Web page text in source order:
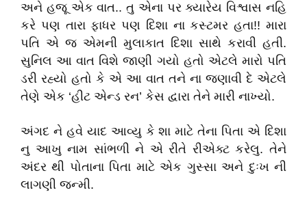
અને હજૂ એક વાત.. તુ એના પર ક્યારેય વિશ્વાસ નહિ
કરે પણ તારા ફાધર પણ દિશા ના કસ્ટમર હતા!! મારા
પતિ એ જ એમની મુલાકાત દિશા સાથે કરાવી હતી.
સુનિલ આ વાત વિશે જાણી ગયો હતો એટલે મારો પતિ
ડરી રહ્યો હતો કે એ આ વાત તને ના જણાવી દે એટલે
તેણે એક ‘હીટ એન્ડ રન’ કેસ દ્વારા તેને મારી નાખ્યો.
અંગદ ને હવે યાદ આવ્યુ કે શા માટે તેના પિતા એ દિશા
નુ આખુ નામ સાંભળી ને એ રીતે રીએક્ટ કરેલુ. તેને
અંદર થી પોતાના પિતા માટે એક ગુસ્સા અને દુઃખ ની
લાગણી જન્મી.